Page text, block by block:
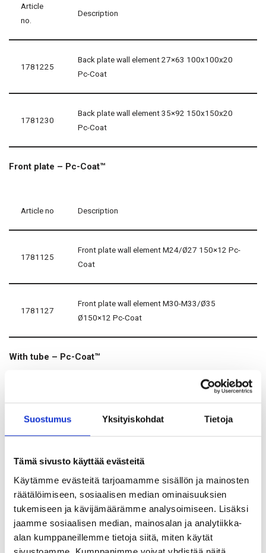
Suostumus Yksityiskohdat Tietoja
Tämä sivusto käyttää evästeitä
Käytämme evästeitä tarjoamamme sisällön ja mainosten
räätälöimiseen, sosiaalisen median ominaisuuksien
tukemiseen ja kävijämäärämme analysoimiseen. Lisäksi
jaamme sosiaalisen median, mainosalan ja analytiikka-
alan kumppaneillemme tietoja siitä, miten käytät
Article
no.
Description
1781225
Back plate wall element 27×63 100x100x20
Pc-Coat
1781230
Back plate wall element 35×92 150x150x20
Pc-Coat
Front plate – Pc-Coat™
Article no Description
1781125
Front plate wall element M24/Ø27 150×12 Pc-
Coat
1781127
Front plate wall element M30-M33/Ø35
Ø150×12 Pc-Coat
With tube – Pc-Coat™
Article no Description
1781326
Plate M24/Ø200×20 w/tube 89 M/27×60 Pc-
Coat
Without tube – Pc-Coat™